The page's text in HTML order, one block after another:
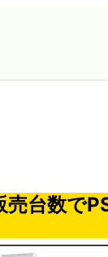
台数で